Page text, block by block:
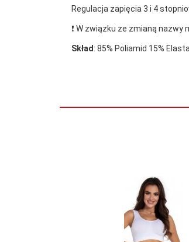
Regulacja zapięcia 3 i 4
❗️ W związku ze zmianą
Skład : 85% Poliamid 15%